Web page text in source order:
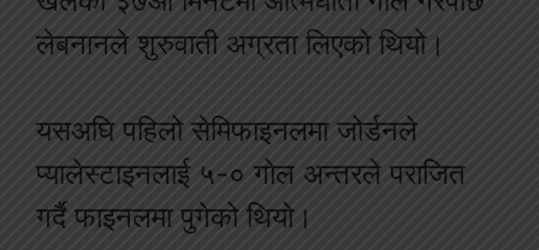
लेबनानले शुरुवाती अग्रता लिएको थियो।
यसअघि पहिलो सेमिफाइनलमा जोर्डनले
प्यालेस्टाइनलाई ५-० गोल अन्तरले पराजित
गर्दै फाइनलमा पुगेको थियो।